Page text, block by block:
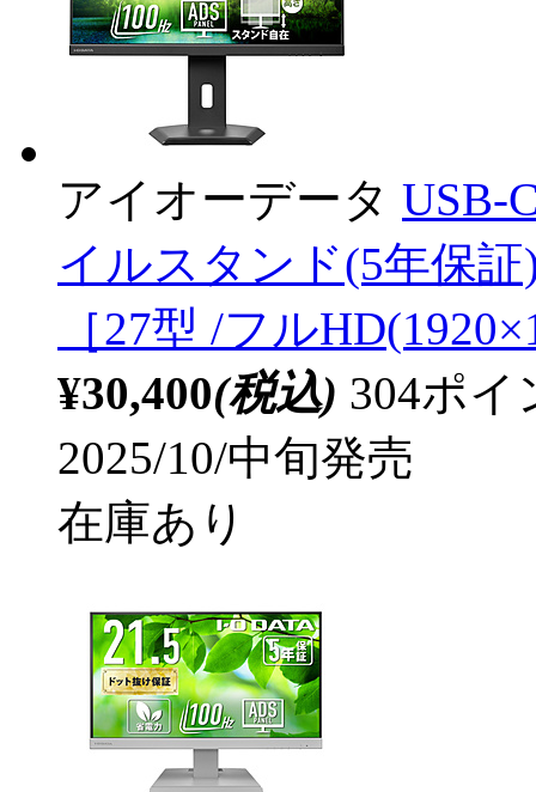
アイオーデータ USB-
イルスタンド(5年保
［27型 /フル
¥30,400(税込) 304ポ
2025/10/中旬発売
在庫あり